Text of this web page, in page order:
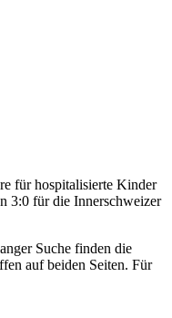
für hospitalisierte Kinder
3:0 für die Innerschweizer
Suche finden die
auf beiden Seiten. Für